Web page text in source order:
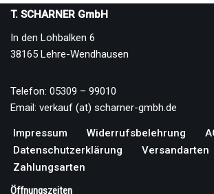
T. SCHARNER GmbH
In den Lohbalken 6
38165 Lehre-Wendhausen
Telefon: 05309 – 99010
Email: verkauf (at) scharner-gmbh.de
Impressum Widerrufsbelehrung
Datenschutzerklärung
Versandarten
Zahlungsarten
Öffnungszeiten